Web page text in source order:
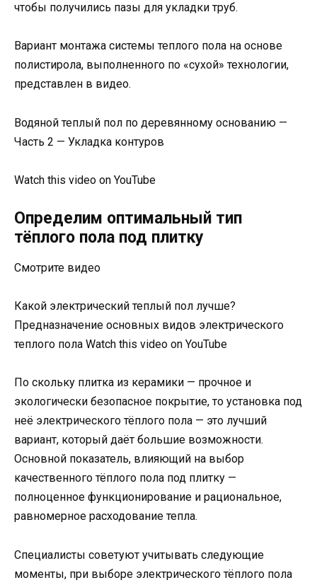
чтобы получились пазы для укладки труб.
Вариант монтажа системы теплого пола на основе
полистирола, выполненного по «сухой» технологии,
представлен в видео.
Водяной теплый пол по деревянному основанию —
Часть 2 — Укладка контуров
Watch this video on YouTube
Определим оптимальный тип
тёплого пола под плитку
Смотрите видео
Какой электрический теплый пол лучше?
Предназначение основных видов электрического
теплого пола Watch this video on YouTube
По скольку плитка из керамики — прочное и
экологически безопасное покрытие, то установка под
неё электрического тёплого пола — это лучший
вариант, который даёт большие возможности.
Основной показатель, влияющий на выбор
качественного тёплого пола под плитку —
полноценное функционирование и рациональное,
равномерное расходование тепла.
Специалисты советуют учитывать следующие
моменты, при выборе электрического тёплого пола